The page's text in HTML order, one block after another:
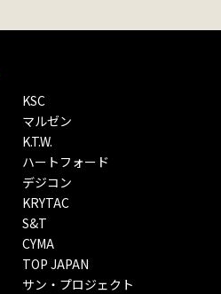
KSC
マルゼン
K.T.W.
ハートフォード
デジコン
KRYTAC
S&T
CYMA
TOP JAPAN
サン・プロジェクト